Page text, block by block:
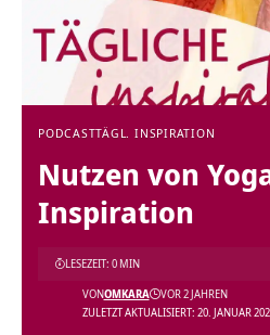
PODCASTTÄGL. INSPIRATION
Nutzen von
Inspiration
ZULETZT AKTUALISIERT: 20. JANUAR
VONOMKARA VOR 2 JAHREN
LESEZEIT: 0 MIN